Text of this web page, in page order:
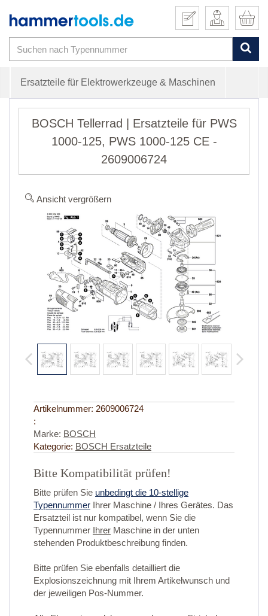
Ersatzteile für Elektrowerkzeuge & Maschinen
BOSCH Tellerrad | Ersatzteile für PWS
1000-125, PWS 1000-125 CE -
2609006724
Ansicht vergrößern
Artikelnummer: 2609006724
:
Marke: BOSCH
Kategorie: BOSCH Ersatzteile
Bitte Kompatibilität prüfen!
Bitte prüfen Sie unbedingt die 10-stellige
Typennummer Ihrer Maschine / Ihres Gerätes. Das
Ersatzteil ist nur kompatibel, wenn Sie die
Typennummer Ihrer Maschine in der unten
stehenden Produktbeschreibung finden.
Bitte prüfen Sie ebenfalls detailliert die
Explosionszeichnung mit Ihrem Artikelwunsch und
der jeweiligen Pos-Nummer.